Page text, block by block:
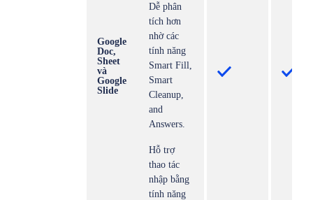
Google
Doc,
Sheet
và
Google
Slide
Dễ phân
tích hơn
nhờ các
tính năng
Smart Fill,
Smart
Cleanup,
and
Answers.
Hỗ trợ
thao tác
nhập bằng
tính năng